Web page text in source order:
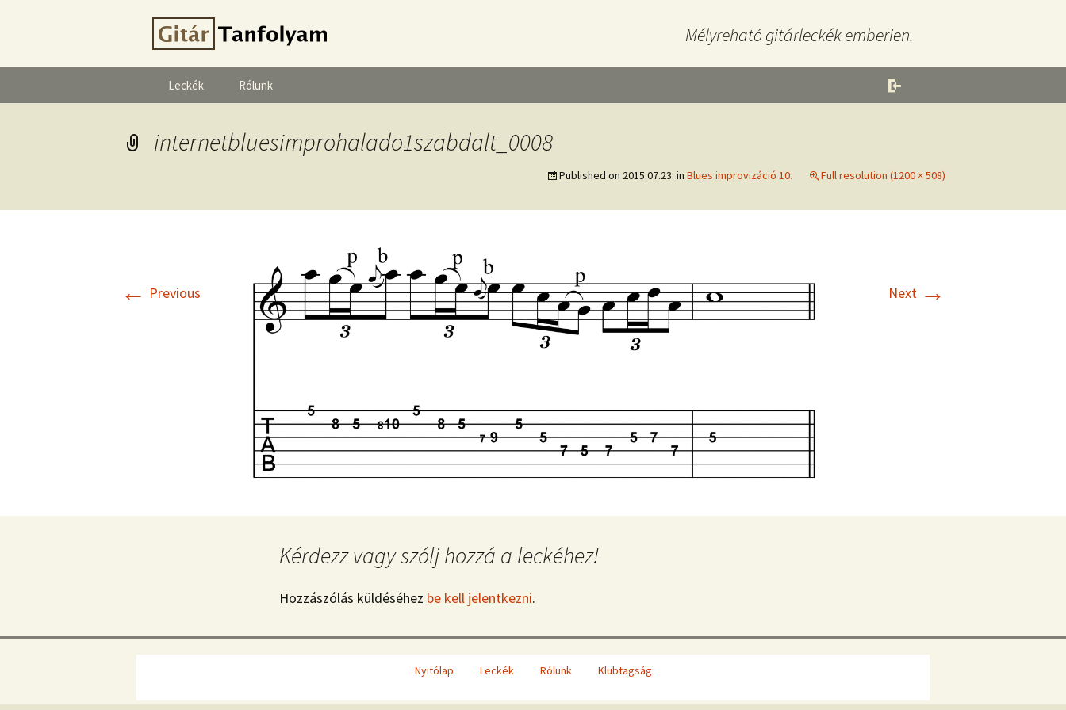
Mélyreható gitárleckék emberien.
Leckék Rólunk
internetbluesimprohalado1szabdalt_0008
Published on 2015.07.23. in Blues improvizáció 10. Full resolution (1200 × 508)
← Previous Next →
Kérdezz vagy szólj hozzá a leckéhez!
Hozzászólás küldéséhez be kell jelentkezni.
Nyitólap Leckék Rólunk Klubtagság